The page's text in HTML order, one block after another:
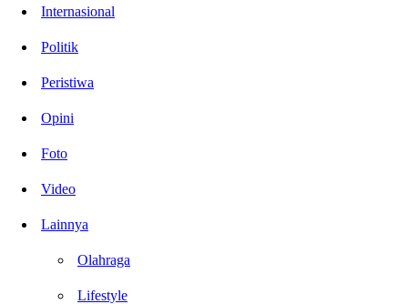
Internasional
Politik
Peristiwa
Opini
Foto
Video
Lainnya
Olahraga
Lifestyle